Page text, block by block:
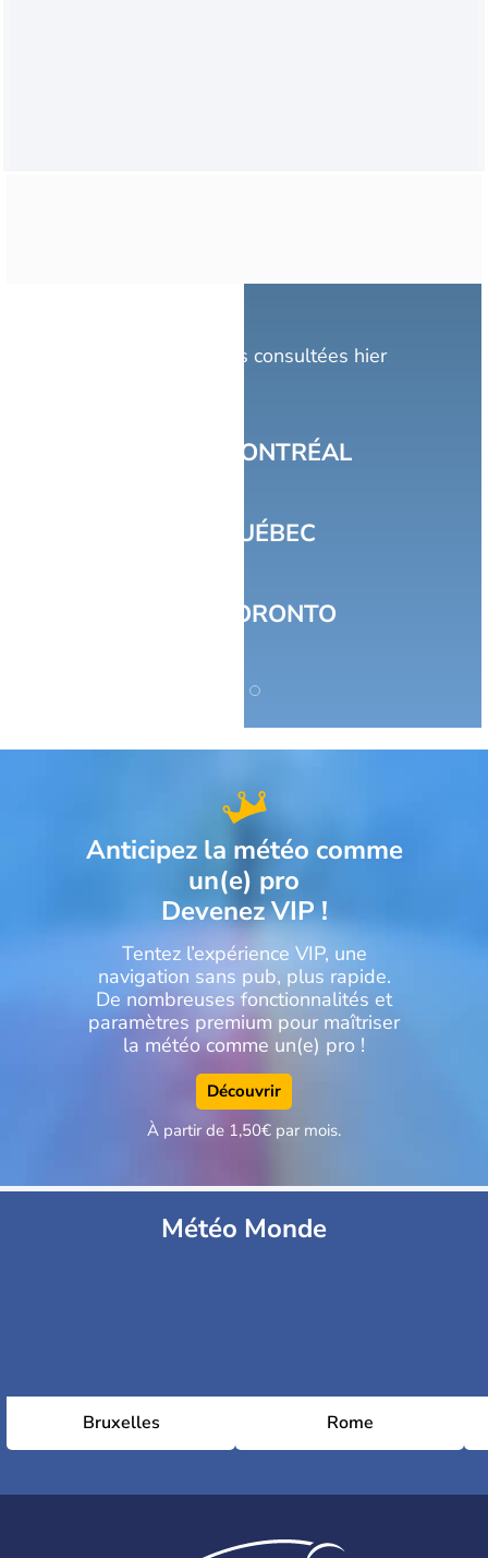
Prévisions Météo les plus consultées hier
MONTRÉAL
QUÉBEC
TORONTO
Anticipez la météo comme
un(e) pro
Devenez VIP !
Tentez l’expérience VIP, une
navigation sans pub, plus rapide.
De nombreuses fonctionnalités et
paramètres premium pour maîtriser
la météo comme un(e) pro !
Découvrir
À partir de 1,50€ par mois.
Météo Monde
Bruxelles Rome